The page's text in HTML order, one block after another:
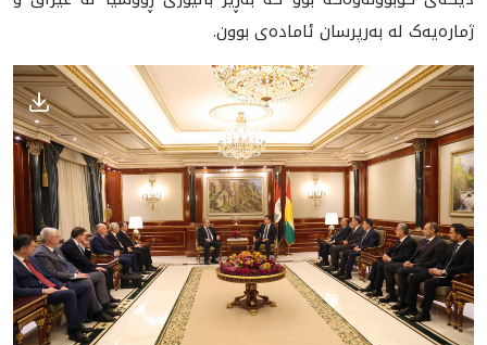
ژماره‌یه‌ک له‌ به‌رپرسان ئاماده‌ی بوون.